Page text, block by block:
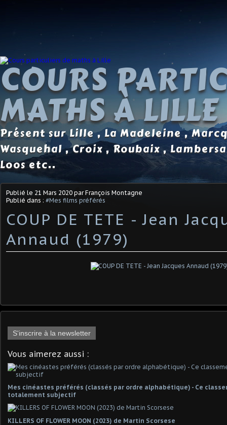
COURS
MATHS À LILLE
Présent sur Lille , La Madeleine ,
Wasquehal , Croix , Roubaix ,
Loos etc..
Publié le 21 Mars 2020 par François Montagne
Publié dans : #Mes films préférés
COUP DE TETE - Jean
Annaud (1979)
S'inscrire à la newsletter
Vous aimerez aussi :
Mes cinéastes préférés (classés par ordre alphabétique) - Ce
totalement subjectif
KILLERS OF FLOWER MOON (2023) de Martin Scorsese